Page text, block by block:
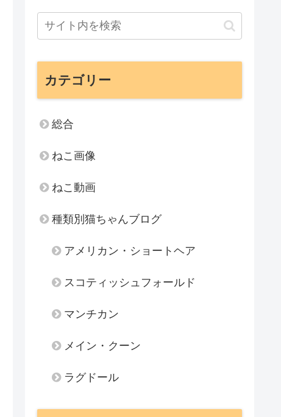
カテゴリー
総合
ねこ画像
ねこ動画
種類別猫ちゃんブログ
アメリカン・ショートヘア
スコティッシュフォールド
マンチカン
メイン・クーン
ラグドール